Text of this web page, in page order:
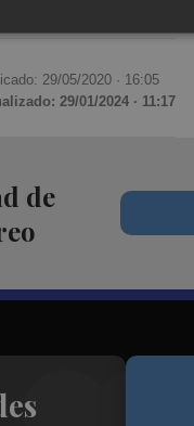
29/05/2020 · 16:05
29/01/2024 · 11:17
de